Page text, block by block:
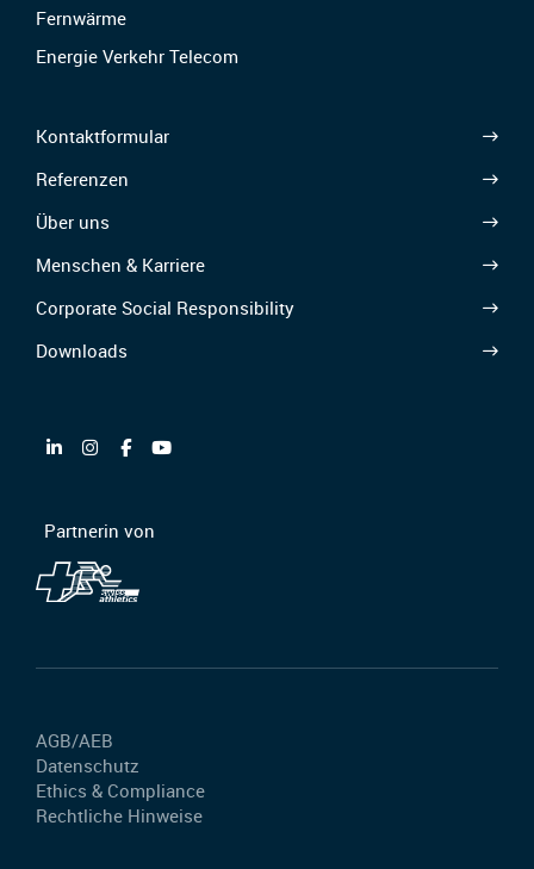
Fernwärme
Energie Verkehr Telecom
Kontaktformular
Referenzen
Über uns
Menschen & Karriere
Corporate Social Responsibility
Downloads
Partnerin von
AGB/AEB
Datenschutz
Ethics & Compliance
Rechtliche Hinweise